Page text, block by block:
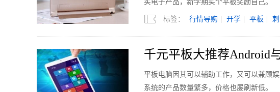
买电子产品，新学期买个平板奖励自己。
标签： 行情导购 开学 平板
千元平板大推荐Android
平板电脑因其可以辅助工作，又可以兼顾
系统的产品数量繁多，价格也屡刷新低。